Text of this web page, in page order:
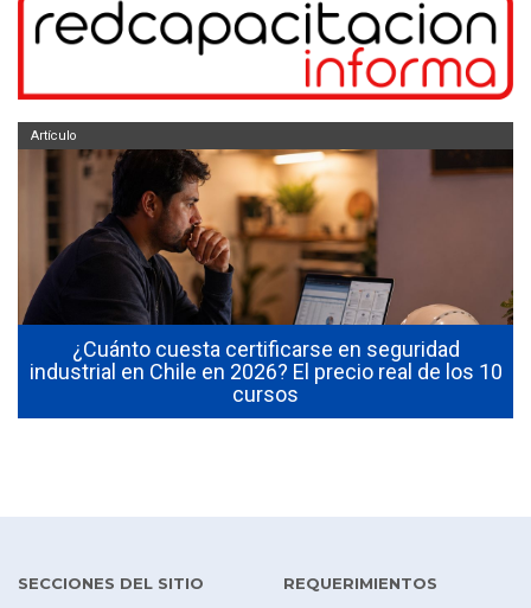
¿Cuánto cuesta certificarse en seguridad
industrial en Chile en 2026? El precio real de los 10
cursos
Artículo
SECCIONES DEL SITIO REQUERIMIENTOS